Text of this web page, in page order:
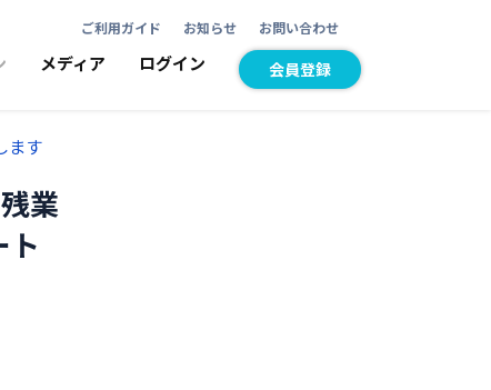
会員登録
ご利用ガイド お知らせ お問い合わせ
メディア ログイン
ます
業
ト